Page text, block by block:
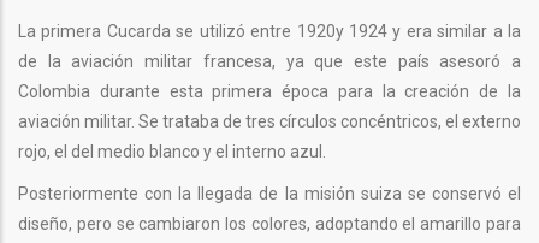
La primera Cucarda se utilizó entre 1920y 1924 y era similar a la
de la aviación militar francesa, ya que este país asesoró a
Colombia durante esta primera época para la creación de la
aviación militar. Se trataba de tres círculos concéntricos, el externo
rojo, el del medio blanco y el interno azul.
Posteriormente con la llegada de la misión suiza se conservó el
diseño, pero se cambiaron los colores, adoptando el amarillo para